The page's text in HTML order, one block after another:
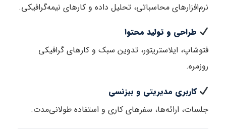
نرم‌افزارهای محاسباتی، تحلیل داده و کارهای نیمه‌گرافیکی.
طراحی و تولید محتوا
فتوشاپ، ایلاستریتور، تدوین سبک و کارهای گرافیکی
روزمره.
کاربری مدیریتی و بیزنسی
جلسات، ارائه‌ها، سفرهای کاری و استفاده طولانی‌مدت.